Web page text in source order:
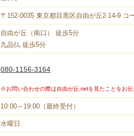
〒152-0035 東京都目黒区自由が丘2-14-9 コ
自由が丘（南口） 徒歩5分
九品仏 徒歩5分
080-1156-3164
※お問い合わせの際は自由が丘.netを見たことをお
10:00～19:00（最終受付）
水曜日